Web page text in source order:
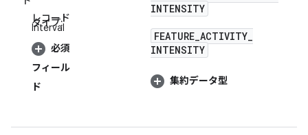
レコード
タイプ:
Interval
必須
フィール
ド
INTENSITY
FEATURE_ACTIVITY_
INTENSITY
集約データ型